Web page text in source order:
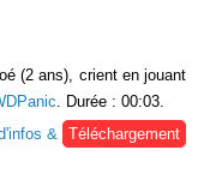
(2 ans), crient en jouant
. Durée : 00:03.
&
Téléchargement